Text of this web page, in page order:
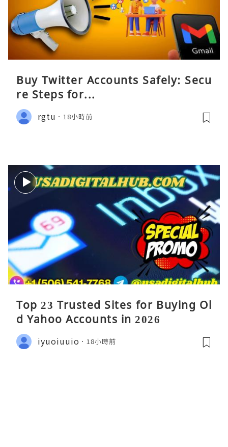
Buy Twitter Accounts Safely: Secu
re Steps for...
rgtu 18小時前
Top 23 Trusted Sites for Buying Ol
d Yahoo Accounts in 2026
iyuoiuuio 18小時前